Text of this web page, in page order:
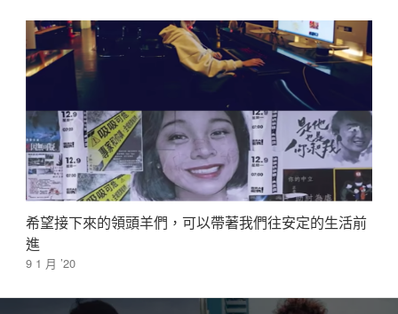
希望接下來的領頭羊們，可以帶著我們往安定的生活前
進
9 1 月 ’20